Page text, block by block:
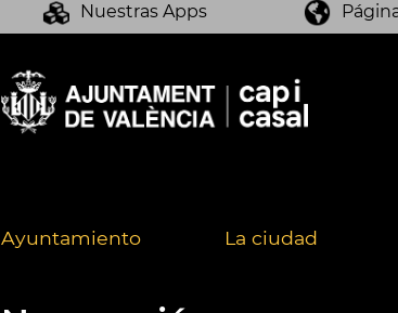
Nuestras Apps
Ayuntamiento La ciudad